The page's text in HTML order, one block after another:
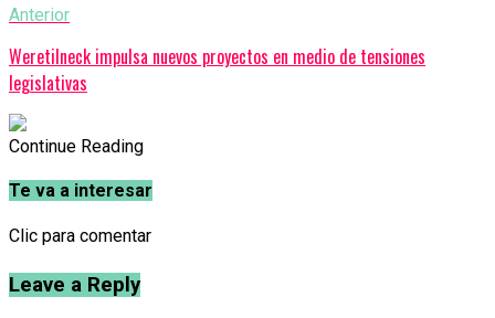
Anterior
Weretilneck impulsa nuevos proyectos en medio de tensiones
legislativas
Continue Reading
Te va a interesar
Clic para comentar
Leave a Reply